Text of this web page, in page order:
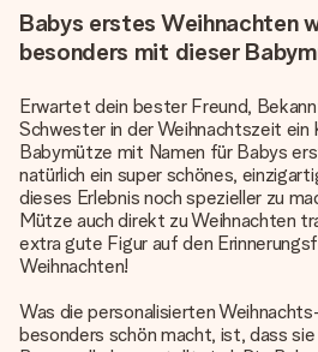
Babys erstes Weihnachten
besonders mit dieser
Erwartet dein bester Freund,
Schwester in der Weihnachtszeit ein
Babymütze mit Namen für Babys
natürlich ein super schönes,
dieses Erlebnis noch spezieller zu
Mütze auch direkt zu Weihnachten
extra gute Figur auf den
Weihnachten!
Was die personalisierten
besonders schön macht, ist, dass